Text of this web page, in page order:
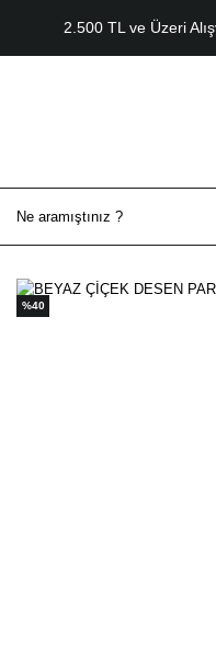
2.500 TL ve Üzeri
%40